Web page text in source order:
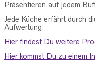
Präsentieren auf jedem
Jede Küche erfährt durch
Aufwertung.
Hier findest Du weitere
Hier kommst Du zu einem